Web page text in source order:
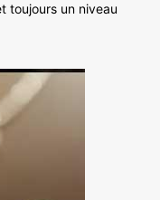
toujours un niveau